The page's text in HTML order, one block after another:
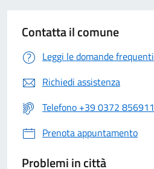
Contatta il comune
Leggi le domande frequenti
Richiedi assistenza
Telefono +39 0372 856911
Prenota appuntamento
Problemi in città